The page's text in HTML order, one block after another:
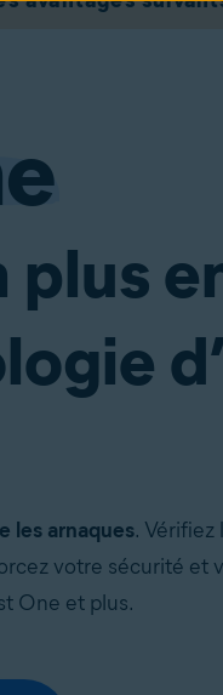
les arnaques. Vérifiez
votre sécurité et
One et plus.